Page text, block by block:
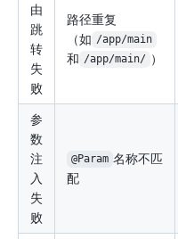
由
跳
转
失
败
路径重复
（如 /app/main
和 /app/main/ ）
参
数
注
入
失
败
@Param 名称不匹
配